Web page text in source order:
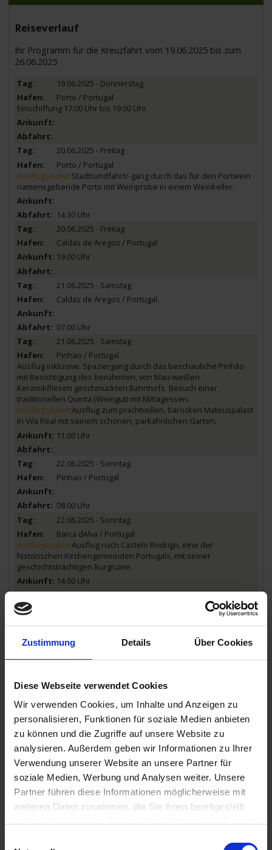
Zustimmung Details Über Cookies
Diese Webseite verwendet Cookies
Wir verwenden Cookies, um Inhalte und Anzeigen zu
personalisieren, Funktionen für soziale Medien anbieten
zu können und die Zugriffe auf unsere Website zu
analysieren. Außerdem geben wir Informationen zu Ihrer
Verwendung unserer Website an unsere Partner für
soziale Medien, Werbung und Analysen weiter. Unsere
Partner führen diese Informationen möglicherweise mit
weiteren Daten zusammen, die Sie ihnen bereitgestellt
Reiseverlauf
Ihr Programm für die Kreuzfahrt vom 19.06.2025 bis zum
26.06.2025
19.06.2025 - Donnerstag
Porto / Portugal
Einschiffung 17:00 Uhr bis 19:00 Uhr.
20.06.2025 - Freitag
Porto / Portugal
Ausflugspaket:Stadtrundfahrt/-gang durch das für den Portwein
namensgebende Porto mit Weinprobe in einem Weinkeller.
14.30 Uhr
20.06.2025 - Freitag
Caldas de Aregos / Portugal
19.00 Uhr
21.06.2025 - Samstag
Caldas de Aregos / Portugal
07.00 Uhr
21.06.2025 - Samstag
Pinhao / Portugal
Ausflug inklusive: Spaziergang durch das beschauliche Pinhão
mit Besichtigung des berühmten, von blau-weißen
Keramikfliesen geschmückten Bahnhofs. Besuch einer
traditionellen Quinta (Weingut) mit Mittagessen.
Ausflugspaket:Ausflug zum prachtvollen, barocken Mateuspalast
in Vila Real mit seinem schönen, parkähnlichen Garten.
11.00 Uhr
22.06.2025 - Sonntag
Pinhao / Portugal
08.00 Uhr
22.06.2025 - Sonntag
Barca dAlva / Portugal
Ausflugspaket:Ausflug nach Castelo Rodrigo, eine der
historischen Kirchengemeinden Portugals, mit seiner
geschichtsträchtigen Burgruine.
14.00 Uhr
Salamanca mit ihrer eindrucksvollen Kathedrale und der Plaza
18.00 Uhr
Pocinho / Portugal
20.00 Uhr
24.06.2025 - Dienstag
Pocinho / Portugal
07.00 Uhr
24.06.2025 - Dienstag
Regua / Portugal
beeindruckenden Freitreppe und der gotischen Kathedrale.